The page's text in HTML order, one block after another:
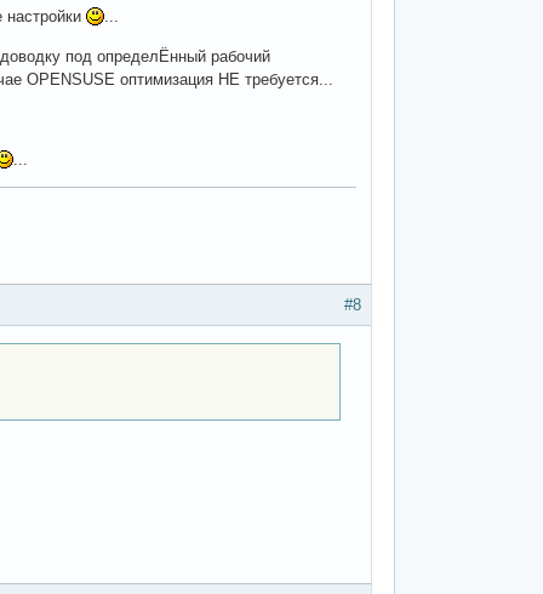
...
под определЁнный рабочий
OPENSUSE оптимизация НЕ требуется...
...
#8